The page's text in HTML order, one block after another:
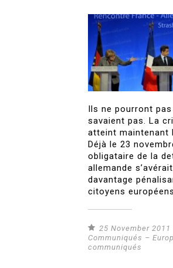
Ils ne pourront pas
savaient pas. La
atteint maintenant
Déjà le 23
obligataire de la
allemande
davantage
citoyens
25 November 2011
Communiqués –
communiqués